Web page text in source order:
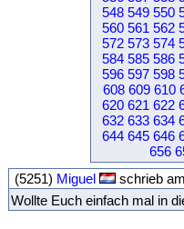
548 549 550
560 561 562
572 573 574
584 585 586
596 597 598
608 609 610
620 621 622
632 633 634
644 645 646
656
(5251) Miguel
schrieb
Wollte Euch einfach mal in